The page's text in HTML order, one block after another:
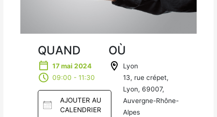
QUAND
17 mai 2024
09:00 - 11:30
AJOUTER AU
CALENDRIER
OÙ
Lyon
13, rue crépet,
Lyon, 69007,
Auvergne-Rhône-
Alpes